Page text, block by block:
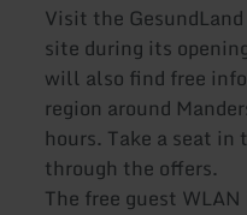
Visit the
site during its
will also find free
region around
hours. Take a seat in
through the offers.
The free guest